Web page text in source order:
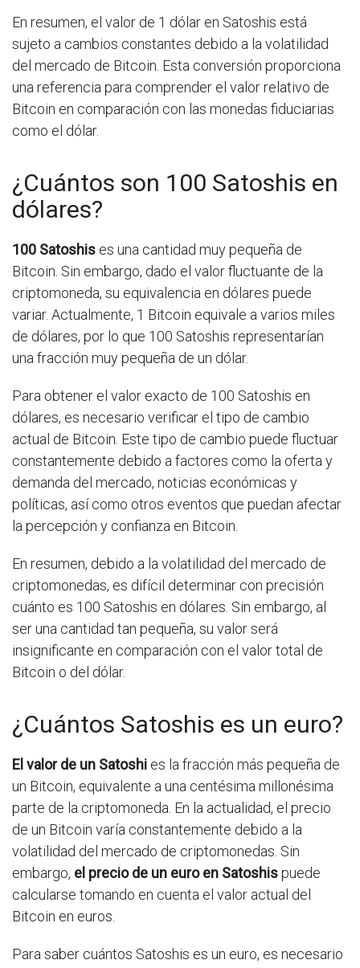
En resumen, el valor de 1 dólar en Satoshis está
sujeto a cambios constantes debido a la volatilidad
del mercado de Bitcoin. Esta conversión proporciona
una referencia para comprender el valor relativo de
Bitcoin en comparación con las monedas fiduciarias
como el dólar.
¿Cuántos son 100 Satoshis en
dólares?
100 Satoshis es una cantidad muy pequeña de
Bitcoin. Sin embargo, dado el valor fluctuante de la
criptomoneda, su equivalencia en dólares puede
variar. Actualmente, 1 Bitcoin equivale a varios miles
de dólares, por lo que 100 Satoshis representarían
una fracción muy pequeña de un dólar.
Para obtener el valor exacto de 100 Satoshis en
dólares, es necesario verificar el tipo de cambio
actual de Bitcoin. Este tipo de cambio puede fluctuar
constantemente debido a factores como la oferta y
demanda del mercado, noticias económicas y
políticas, así como otros eventos que puedan afectar
la percepción y confianza en Bitcoin.
En resumen, debido a la volatilidad del mercado de
criptomonedas, es difícil determinar con precisión
cuánto es 100 Satoshis en dólares. Sin embargo, al
ser una cantidad tan pequeña, su valor será
insignificante en comparación con el valor total de
Bitcoin o del dólar.
¿Cuántos Satoshis es un euro?
El valor de un Satoshi es la fracción más pequeña de
un Bitcoin, equivalente a una centésima millonésima
parte de la criptomoneda. En la actualidad, el precio
de un Bitcoin varía constantemente debido a la
volatilidad del mercado de criptomonedas. Sin
embargo, el precio de un euro en Satoshispuede
calcularse tomando en cuenta el valor actual del
Bitcoin en euros.
Para saber cuántos Satoshis es un euro, es necesario